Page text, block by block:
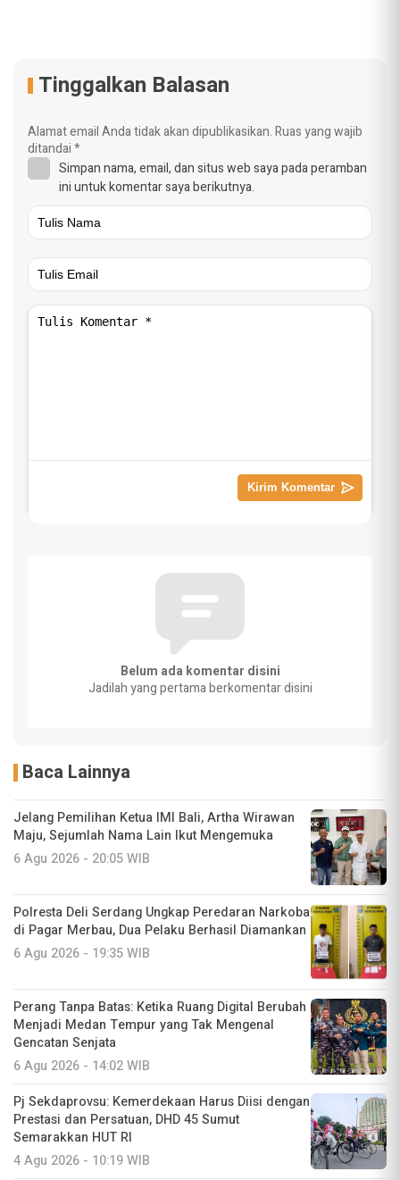
Tinggalkan Balasan
Alamat email Anda tidak akan dipublikasikan.Ruas yang wajib
ditandai*
Simpan nama, email, dan situs web saya pada peramban
ini untuk komentar saya berikutnya.
Belum ada komentar disini
Jadilah yang pertama berkomentar disini
Baca Lainnya
Jelang Pemilihan Ketua IMI Bali, Artha Wirawan
Maju, Sejumlah Nama Lain Ikut Mengemuka
6 Agu 2026 - 20:05 WIB
Polresta Deli Serdang Ungkap Peredaran Narkoba
di Pagar Merbau, Dua Pelaku Berhasil Diamankan
6 Agu 2026 - 19:35 WIB
Perang Tanpa Batas: Ketika Ruang Digital Berubah
Menjadi Medan Tempur yang Tak Mengenal
Gencatan Senjata
6 Agu 2026 - 14:02 WIB
Pj Sekdaprovsu: Kemerdekaan Harus Diisi dengan
Prestasi dan Persatuan, DHD 45 Sumut
Semarakkan HUT RI
4 Agu 2026 - 10:19 WIB